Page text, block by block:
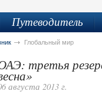
Путеводитель
Глобальный мир
третья
августа 2013 г.